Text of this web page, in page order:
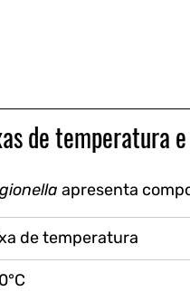
de temperatura
apresenta
de temperatura